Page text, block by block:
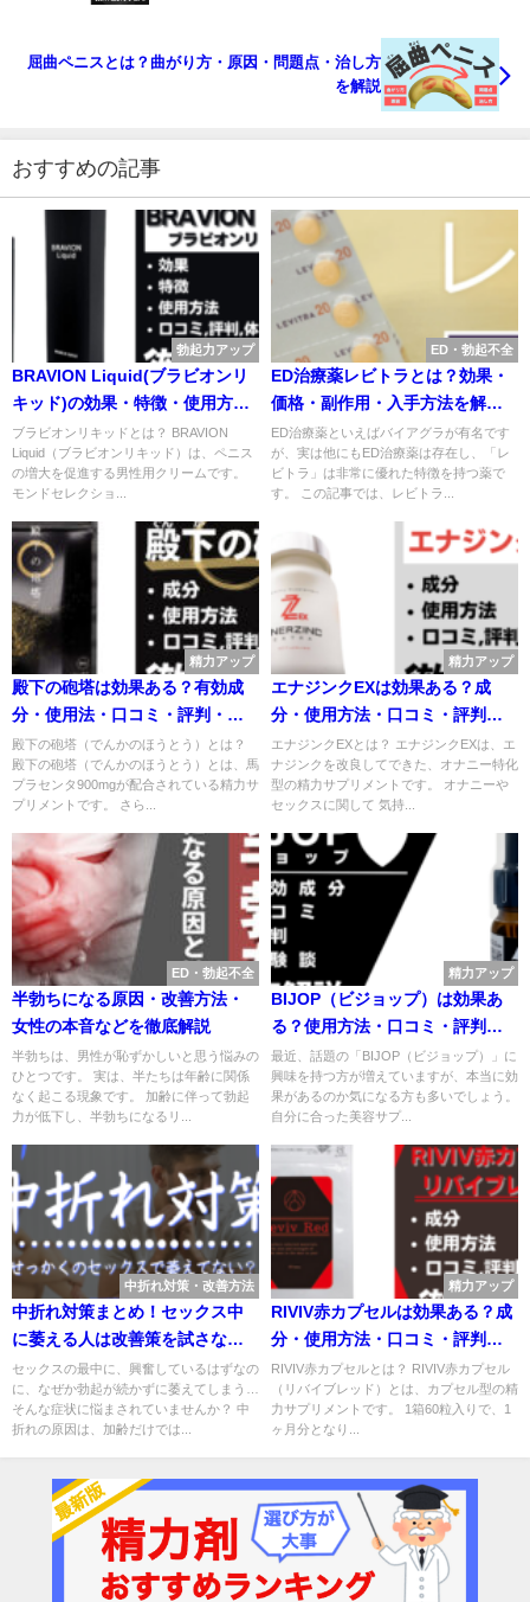
屈曲ペニスとは？曲がり方・原因・問題点・治し方
を解説
おすすめの記事
勃起力アップ
BRAVION Liquid(ブラビオンリ
キッド)の効果・特徴・使用方
法・口コミ・評判を解説
ブラビオンリキッドとは？ BRAVION
Liquid（ブラビオンリキッド）は、ペニス
の増大を促進する男性用クリームです。
モンドセレクショ...
ED・勃起不全
ED治療薬レビトラとは？効果・
価格・副作用・入手方法を解
説！
ED治療薬といえばバイアグラが有名です
が、実は他にもED治療薬は存在し、「レ
ビトラ」は非常に優れた特徴を持つ薬で
す。 この記事では、レビトラ...
精力アップ
殿下の砲塔は効果ある？有効成
分・使用法・口コミ・評判・体
験談を解説
殿下の砲塔（でんかのほうとう）とは？
殿下の砲塔（でんかのほうとう）とは、馬
プラセンタ900mgが配合されている精力サ
プリメントです。 さら...
精力アップ
エナジンクEXは効果ある？成
分・使用方法・口コミ・評判・
体験談を解説
エナジンクEXとは？ エナジンクEXは、エ
ナジンクを改良してできた、オナニー特化
型の精力サプリメントです。 オナニーや
セックスに関して 気持...
ED・勃起不全
半勃ちになる原因・改善方法・
女性の本音などを徹底解説
半勃ちは、男性が恥ずかしいと思う悩みの
ひとつです。 実は、半たちは年齢に関係
なく起こる現象です。 加齢に伴って勃起
力が低下し、半勃ちになるリ...
精力アップ
BIJOP（ビジョップ）は効果あ
る？使用方法・口コミ・評判・
体験談を解説
最近、話題の「BIJOP（ビジョップ）」に
興味を持つ方が増えていますが、本当に効
果があるのか気になる方も多いでしょう。
自分に合った美容サプ...
中折れ対策・改善方法
中折れ対策まとめ！セックス中
に萎える人は改善策を試さない
とヤバイ
セックスの最中に、興奮しているはずなの
に、なぜか勃起が続かずに萎えてしまう…
そんな症状に悩まされていませんか？ 中
折れの原因は、加齢だけでは...
精力アップ
RIVIV赤カプセルは効果ある？成
分・使用方法・口コミ・評判・
体験談を解説
RIVIV赤カプセルとは？ RIVIV赤カプセル
（リバイブレッド）とは、カプセル型の精
力サプリメントです。 1箱60粒入りで、1
ヶ月分となり...